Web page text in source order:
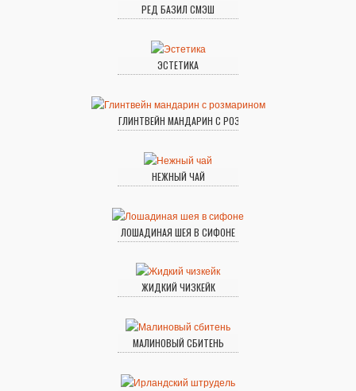
РЕД БАЗИЛ СМЭШ
ЭСТЕТИКА
ГЛИНТВЕЙН МАНДАРИН С РОЗМАРИНОМ
НЕЖНЫЙ ЧАЙ
ЛОШАДИНАЯ ШЕЯ В СИФОНЕ
ЖИДКИЙ ЧИЗКЕЙК
МАЛИНОВЫЙ СБИТЕНЬ